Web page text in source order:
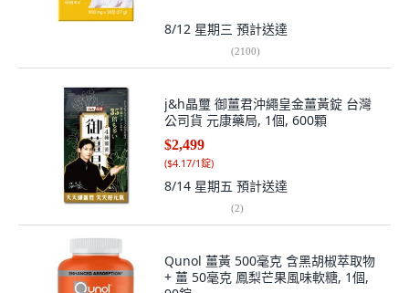
8/12 星期三 預計送達
(2100)
j&h晶璽 御薑君沖繩皇金薑黃錠 台灣
公司貨 元康藥局, 1個, 600顆
$2,499
($4.17/1錠)
8/14 星期五 預計送達
(2)
Qunol 薑黃 500毫克 含黑胡椒萃取物
+ 薑 50毫克 鳳梨芒果風味軟糖, 1個,